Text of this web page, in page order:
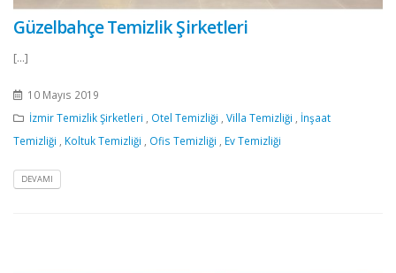
Güzelbahçe Temizlik Şirketleri
[...]
10 Mayıs 2019
İzmir Temizlik Şirketleri
Otel Temizliği Villa Temizliği
İnşaat
Temizliği
Koltuk Temizliği Ofis Temizliği Ev Temizliği
DEVAMI